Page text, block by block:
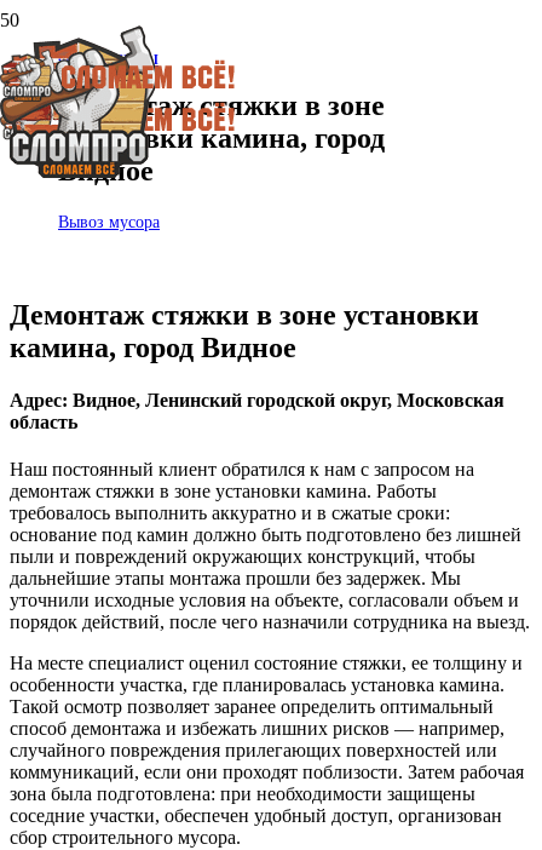
ФОТООТЧЕТЫ
Демонтаж стяжки в зоне
установки камина, город
Видное
Вывоз мусора
Демонтаж стяжки в зоне установки
камина, город Видное
Адрес: Видное, Ленинский городской округ, Московская
область
Наш постоянный клиент обратился к нам с запросом на
демонтаж стяжки в зоне установки камина. Работы
требовалось выполнить аккуратно и в сжатые сроки:
основание под камин должно быть подготовлено без лишней
пыли и повреждений окружающих конструкций, чтобы
дальнейшие этапы монтажа прошли без задержек. Мы
уточнили исходные условия на объекте, согласовали объем и
порядок действий, после чего назначили сотрудника на выезд.
На месте специалист оценил состояние стяжки, ее толщину и
особенности участка, где планировалась установка камина.
Такой осмотр позволяет заранее определить оптимальный
способ демонтажа и избежать лишних рисков — например,
случайного повреждения прилегающих поверхностей или
коммуникаций, если они проходят поблизости. Затем рабочая
зона была подготовлена: при необходимости защищены
соседние участки, обеспечен удобный доступ, организован
сбор строительного мусора.